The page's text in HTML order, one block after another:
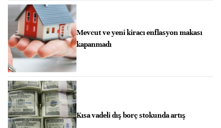
Mevcut ve yeni kiracı enflasyon makası
kapanmadı
Kısa vadeli dış borç stokunda artış